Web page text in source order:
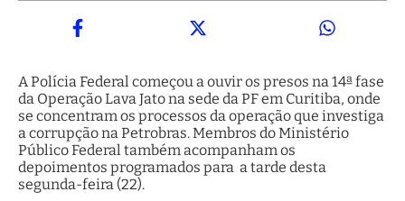
A Polícia Federal começou a ouvir os presos na 14ª fase
da Operação Lava Jato na sede da PF em Curitiba, onde
se concentram os processos da operação que investiga
a corrupção na Petrobras. Membros do Ministério
Público Federal também acompanham os
depoimentos programados para a tarde desta
segunda-feira (22).